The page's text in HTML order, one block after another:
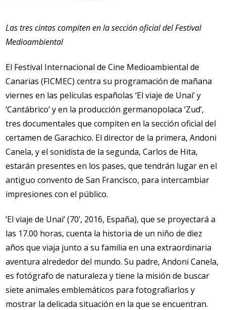
Las tres cintas compiten en la sección oficial del Festival
Medioambiental
El Festival Internacional de Cine Medioambiental de
Canarias (FICMEC) centra su programación de mañana
viernes en las películas españolas ‘El viaje de Unai’ y
‘Cantábrico’ y en la producción germanopolaca ‘Zud’,
tres documentales que compiten en la sección oficial del
certamen de Garachico. El director de la primera, Andoni
Canela, y el sonidista de la segunda, Carlos de Hita,
estarán presentes en los pases, que tendrán lugar en el
antiguo convento de San Francisco, para intercambiar
impresiones con el público.
‘El viaje de Unai’ (70’, 2016, España), que se proyectará a
las 17.00 horas, cuenta la historia de un niño de diez
años que viaja junto a su familia en una extraordinaria
aventura alrededor del mundo. Su padre, Andoni Canela,
es fotógrafo de naturaleza y tiene la misión de buscar
siete animales emblemáticos para fotografiarlos y
mostrar la delicada situación en la que se encuentran.